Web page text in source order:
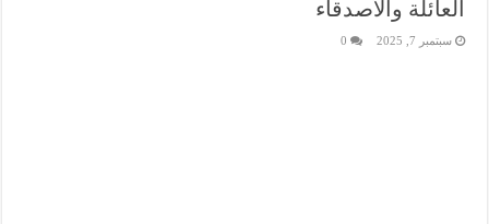
العائلة والأصدقاء
سبتمبر 7, 2025 0